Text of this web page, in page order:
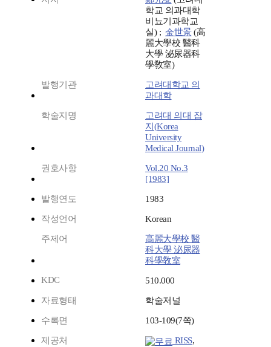
학교 의과대학
비뇨기과학교
실) ; 金世景(高
麗大學校 醫科
大學 泌尿器科
學敎室)
발행기관
고려대학교 의
과대학
학술지명
고려대 의대 잡
지(Korea
University
Medical Journal)
권호사항
Vol.20 No.3
[1983]
발행연도 1983
작성언어 Korean
주제어
高麗大學校 醫
科大學 泌尿器
科學敎室
KDC
510.000
자료형태 학술저널
수록면 103-109(7쪽)
제공처 RISS,